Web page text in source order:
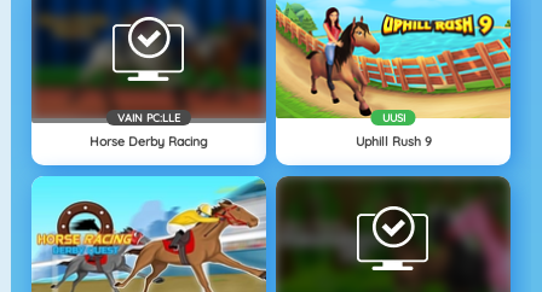
VAIN PC:LLE
Horse Derby Racing
UUSI
Uphill Rush 9